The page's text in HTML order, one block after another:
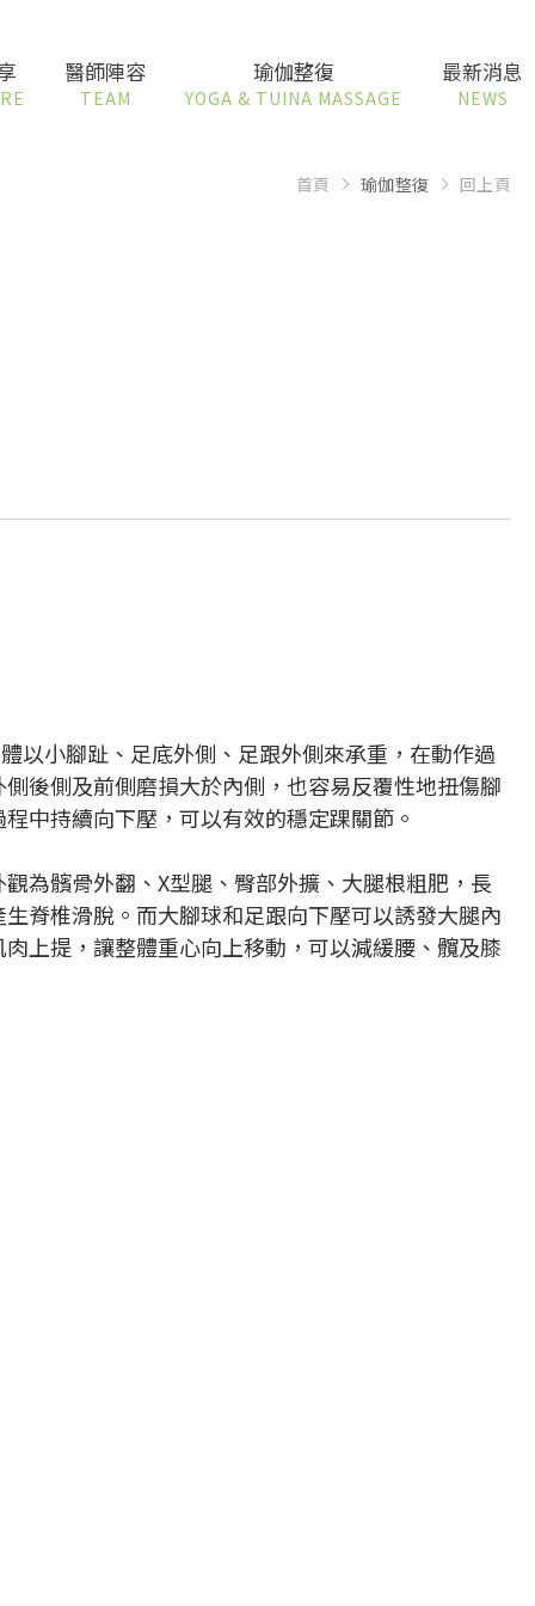
醫師陣容
TEAM
瑜伽整復
YOGA & TUINA MASSAGE
最新消息
NEWS
首頁 瑜伽整復 回上頁
以小腳趾、足底外側、足跟外側來承重，在動作過
後側及前側磨損大於內側，也容易反覆性地扭傷腳
中持續向下壓，可以有效的穩定踝關節。
為髕骨外翻、X型腿、臀部外擴、大腿根粗肥，長
脊椎滑脫。而大腳球和足跟向下壓可以誘發大腿內
上提，讓整體重心向上移動，可以減緩腰、髖及膝